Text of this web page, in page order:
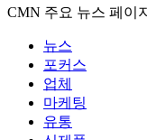
CMN 주요 뉴스 페이지
뉴스
포커스
업체
마케팅
유통